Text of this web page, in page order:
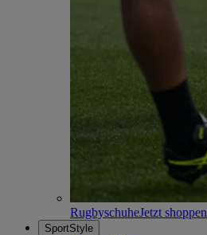
RugbyschuheJetzt shoppen
SportStyle